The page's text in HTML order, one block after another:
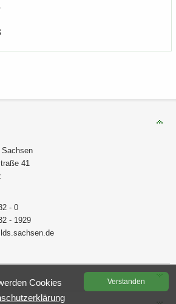
Sach­sen
41
- 0
- 1929
Ver­stan­den
Coo­kies